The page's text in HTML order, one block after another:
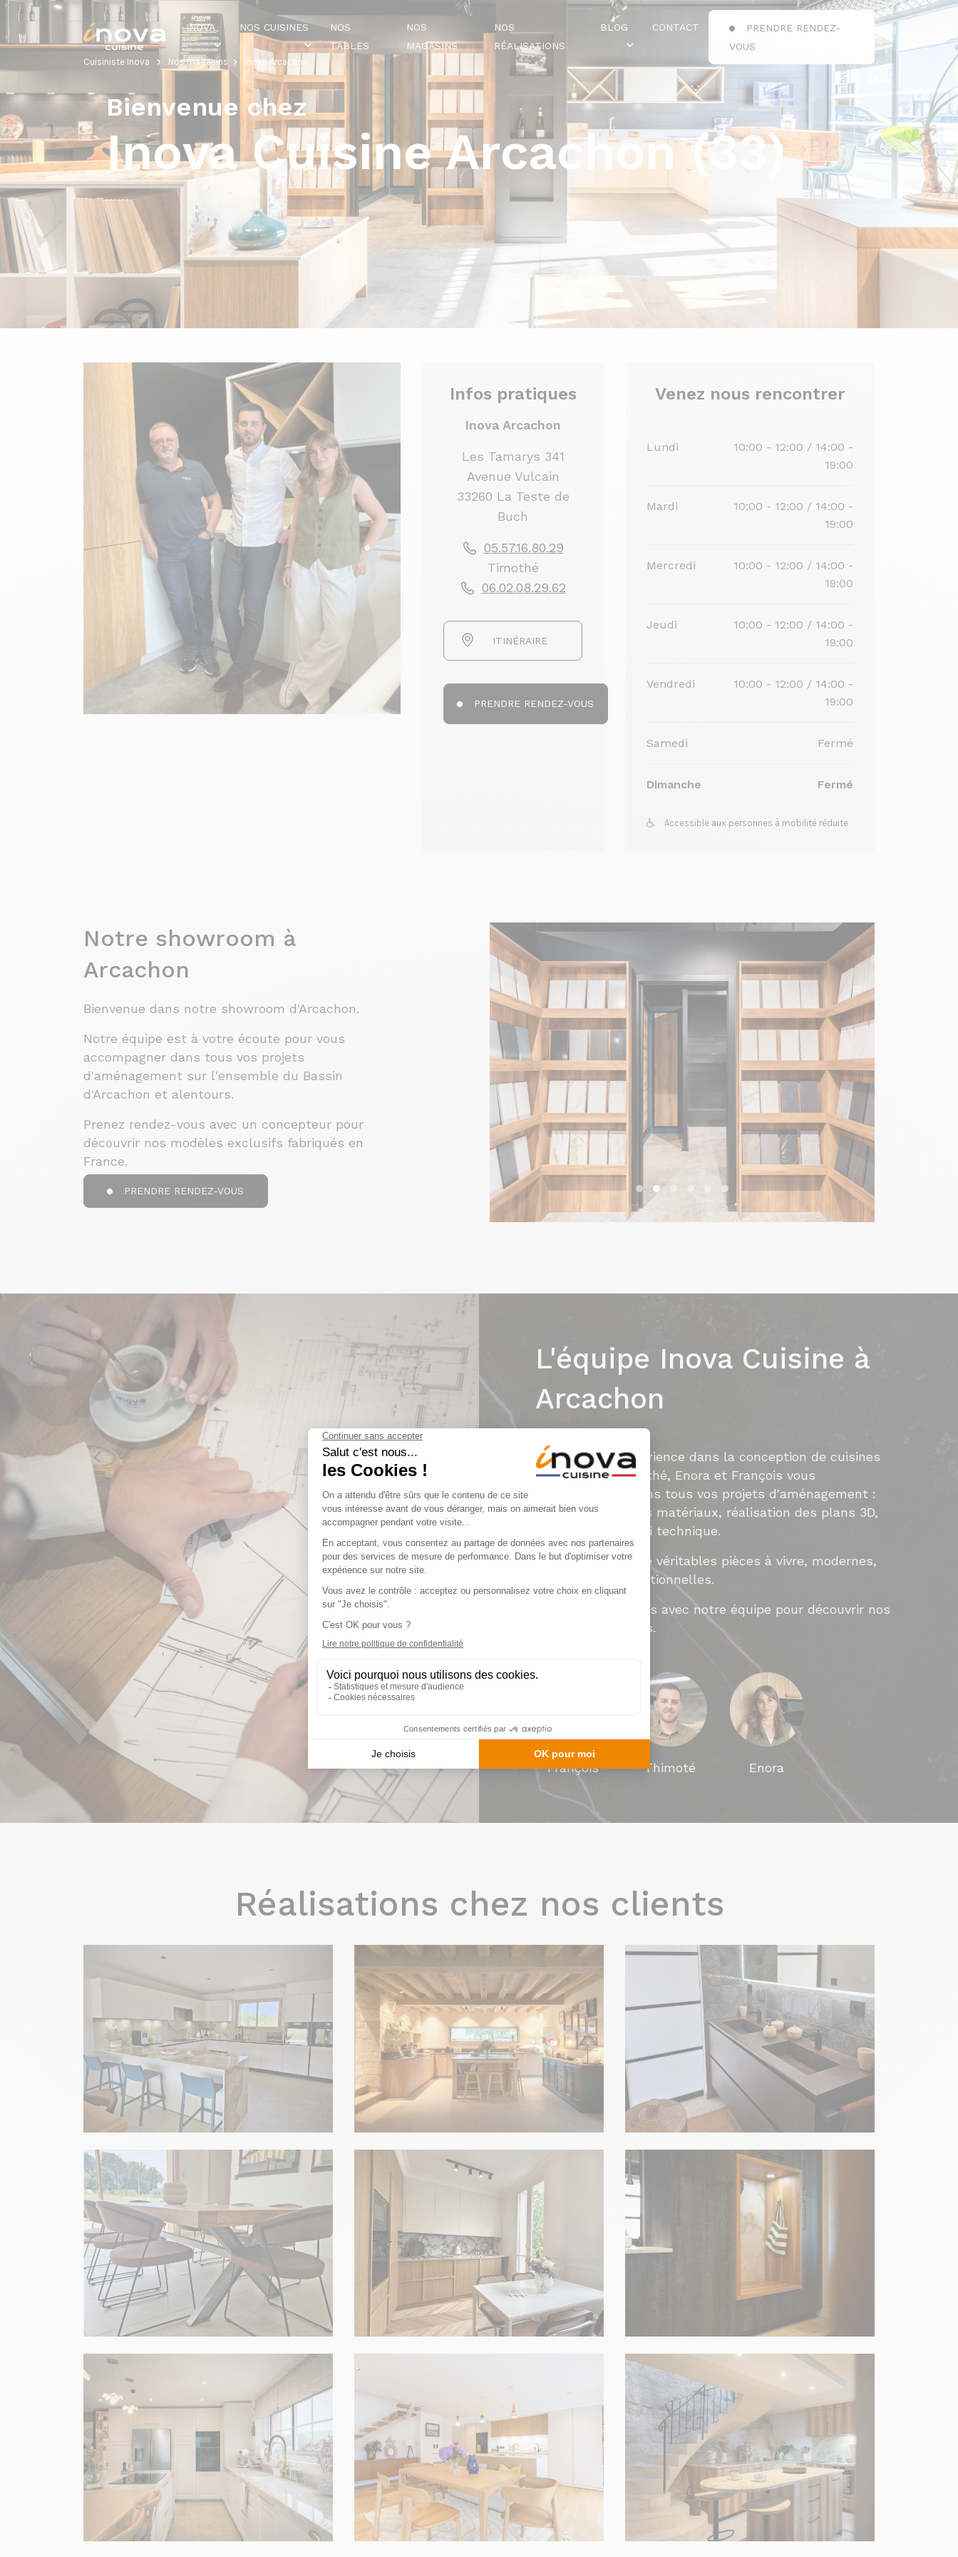
INOVA NOS CUISINES
NOS
TABLES
NOS
MAGASINS
NOS
RÉALISATIONS
BLOG CONTACT
PRENDRE RENDEZ-
VOUS
Cuisiniste Inova Nos magasins Inova Arcachon
Bienvenue chez
Inova Cuisine Arcachon (33)
Infos pratiques
Inova Arcachon
Les Tamarys 341
Avenue Vulcain
33260 La Teste de
Buch
05.57.16.80.29
Timothé
06.02.08.29.62
ITINÉRAIRE
PRENDRE RENDEZ-VOUS
Venez nous rencontrer
Lundi
10:00 - 12:00 / 14:00 -
19:00
Mardi
10:00 - 12:00 / 14:00 -
19:00
Mercredi
10:00 - 12:00 / 14:00 -
19:00
Jeudi
10:00 - 12:00 / 14:00 -
19:00
Vendredi
10:00 - 12:00 / 14:00 -
19:00
Samedi Fermé
Dimanche Fermé
Accessible aux personnes à mobilité réduite
Notre showroom à
Arcachon
Bienvenue dans notre showroom d'Arcachon.
Notre équipe est à votre écoute pour vous
accompagner dans tous vos projets
d'aménagement sur l'ensemble du Bassin
d'Arcachon et alentours.
Prenez rendez-vous avec un concepteur pour
découvrir nos modèles exclusifs fabriqués en
France.
PRENDRE RENDEZ-VOUS
L'équipe Inova Cuisine à
Arcachon
Forts de leur expérience dans la conception de cuisines
sur-mesure, Timothé, Enora et François vous
accompagnent dans tous vos projets d'aménagement :
conseils, choix des matériaux, réalisation des plans 3D,
devis, pose et suivi technique.
Nous imaginons de véritables pièces à vivre, modernes,
conviviales et fonctionnelles.
Prenez rendez-vous avec notre équipe pour découvrir nos
cuisines françaises.
François Thimoté Enora
Réalisations chez nos clients